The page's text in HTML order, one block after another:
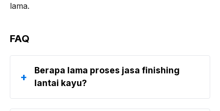
lama.
FAQ
Berapa lama proses jasa finishing
lantai kayu?
+